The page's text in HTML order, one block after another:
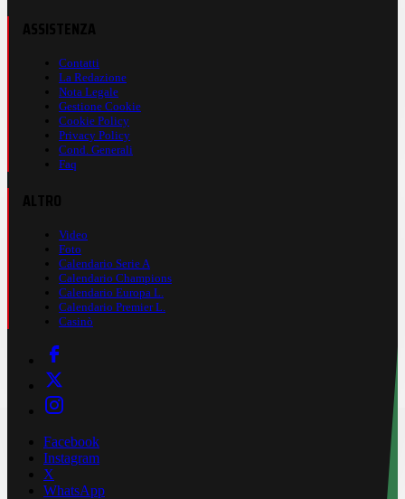
Contatti
La Redazione
Nota Legale
Gestione Cookie
Cookie Policy
Privacy Policy
Cond. Generali
Faq
Video
Foto
Calendario Serie A
Calendario Champions
Calendario Europa L.
Calendario Premier L.
Casinò
Facebook
Instagram
X
WhatsApp